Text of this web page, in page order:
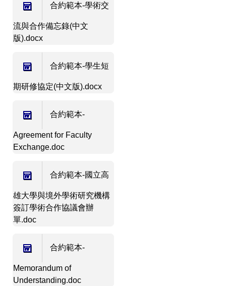
合約範本-學術交
流與合作備忘錄(中文
版).docx
合約範本-學生短
期研修協定(中文版).docx
合約範本-
Agreement for Faculty
Exchange.doc
合約範本-國立高
雄大學與境外學術研究機構
簽訂學術合作協議會辦
單.doc
合約範本-
Memorandum of
Understanding.doc